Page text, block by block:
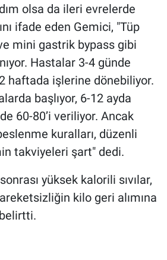
olsa da ileri evrelerde
ifade eden Gemici, "Tüp
mini gastrik bypass gibi
Hastalar 3-4 günde
haftada işlerine dönebiliyor.
başlıyor, 6-12 ayda
60-80’i veriliyor. Ancak
kuralları, düzenli
takviyeleri şart" dedi.
yüksek kalorili sıvılar,
kilo geri alımına